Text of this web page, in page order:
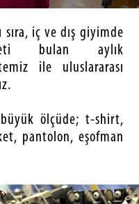
iç ve dış giyimde
bulan aylık
ile uluslararası
ölçüde; t-shirt,
pantolon, eşofman